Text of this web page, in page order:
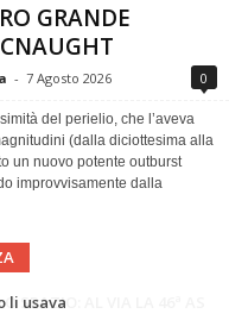
GRANDE
- 7 Agosto 2026 0
del perielio, che l’aveva
(dalla diciottesima alla
un nuovo potente outburst
improvvisamente dalla
2026